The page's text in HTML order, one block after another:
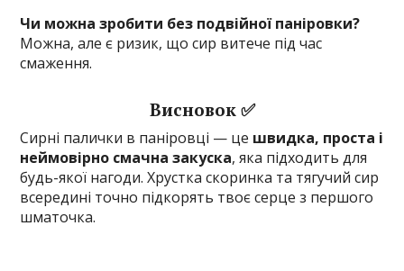
Чи можна зробити без подвійної паніровки?
Можна, але є ризик, що сир витече під час
смаження.
Висновок ✅
Сирні палички в паніровці — це швидка, проста і
неймовірно смачна закуска, яка підходить для
будь-якої нагоди. Хрустка скоринка та тягучий сир
всередині точно підкорять твоє серце з першого
шматочка.